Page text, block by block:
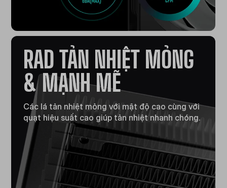
RAD TẢN NHIỆT MỎNG
& MẠNH MẼ
Các lá tản nhiệt mỏng với mật độ cao cùng với
quạt hiệu suất cao giúp tản nhiệt nhanh chóng.